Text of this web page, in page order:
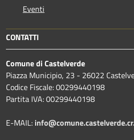
Eventi
CONTATTI
Comune di Castelverde
Piazza Municipio, 23 - 26022
Codice Fiscale: 00299440198
Partita IVA: 00299440198
E-MAIL: